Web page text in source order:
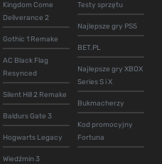
Kingdom Come
Deliverance 2
Gothic 1 Remake
AC Black Flag
Resynced
Silent Hill 2 Remake
Baldurs Gate 3
Hogwarts Legacy
Wiedźmin 3
Testy sprzętu
Najlepsze gry PS5
BET.PL
Najlepsze gry XBOX
Series S i X
Bukmacherzy
Kod promocyjny
Fortuna